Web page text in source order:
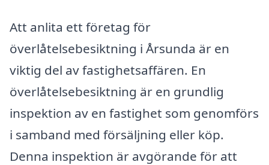
Att anlita ett företag för
överlåtelsebesiktning i Årsunda är en
viktig del av fastighetsaffären. En
överlåtelsebesiktning är en grundlig
inspektion av en fastighet som genomförs
i samband med försäljning eller köp.
Denna inspektion är avgörande för att